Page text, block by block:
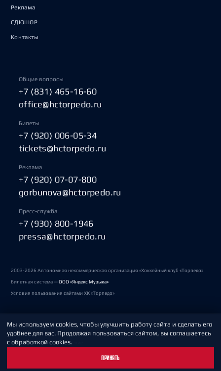
Реклама
СДЮШОР
Контакты
Общие вопросы
+7 (831) 465-16-60
office@hctorpedo.ru
Билеты
+7 (920) 006-05-34
tickets@hctorpedo.ru
Реклама
+7 (920) 07-07-800
gorbunova@hctorpedo.ru
Пресс-служба
+7 (930) 800-1946
pressa@hctorpedo.ru
2003-2026 Автономная некоммерческая организация «Хоккейный клуб «Торпедо»
Билетная система —ООО «Яндекс Музыка»
Условия пользования сайтами ХК «Торпедо»
Политика обработки персональных данных
Пользовательское соглашение
Мы используем cookies, чтобы улучшить работу сайта и сделать его
удобнее для вас. Продолжая пользоваться сайтом, вы соглашаетесь
с обработкой cookies.
ПРИНЯТЬ